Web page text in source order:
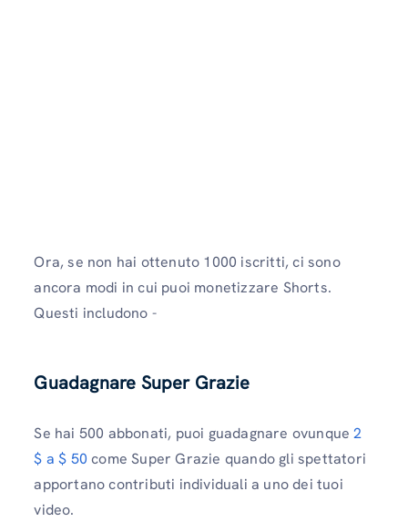
Ora, se non hai ottenuto 1000 iscritti, ci sono
ancora modi in cui puoi monetizzare Shorts.
Questi includono -
Guadagnare Super Grazie
Se hai 500 abbonati, puoi guadagnare ovunque2
$ a $ 50 come Super Grazie quando gli spettatori
apportano contributi individuali a uno dei tuoi
video.